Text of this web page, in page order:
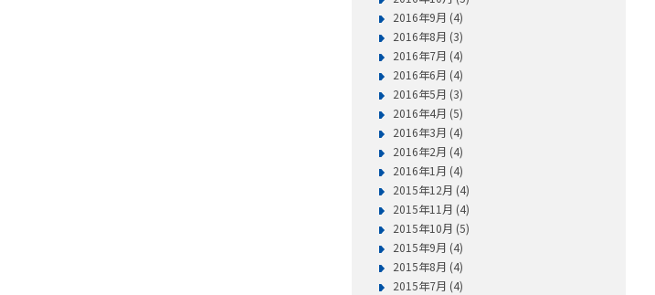
2016年9月 (4)
2016年8月 (3)
2016年7月 (4)
2016年6月 (4)
2016年5月 (3)
2016年4月 (5)
2016年3月 (4)
2016年2月 (4)
2016年1月 (4)
2015年12月 (4)
2015年11月 (4)
2015年10月 (5)
2015年9月 (4)
2015年8月 (4)
2015年7月 (4)